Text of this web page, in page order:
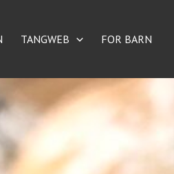
TANGWEB FOR BARN